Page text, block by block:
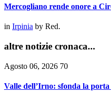
Mercogliano rende onore a
in Irpinia by Red.
altre notizie cronaca...
Agosto 06, 2026 70
Valle dell’Irno: sfonda la